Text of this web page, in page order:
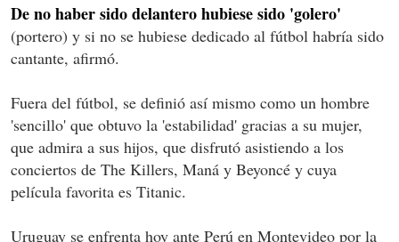
De no haber sido delantero hubiese sido 'golero'
(portero) y si no se hubiese dedicado al fútbol habría sido
cantante, afirmó.
Fuera del fútbol, se definió así mismo como un hombre
'sencillo' que obtuvo la 'estabilidad' gracias a su mujer,
que admira a sus hijos, que disfrutó asistiendo a los
conciertos de The Killers, Maná y Beyoncé y cuya
película favorita es Titanic.
Uruguay se enfrenta hoy ante Perú en Montevideo por la